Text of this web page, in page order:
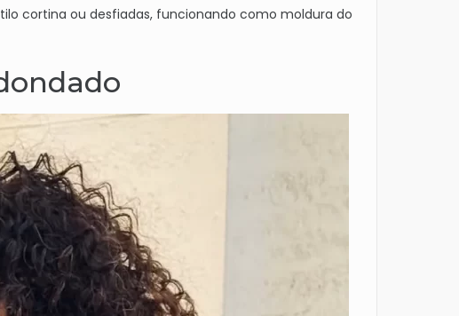
cortina ou desfiadas, funcionando como moldura do